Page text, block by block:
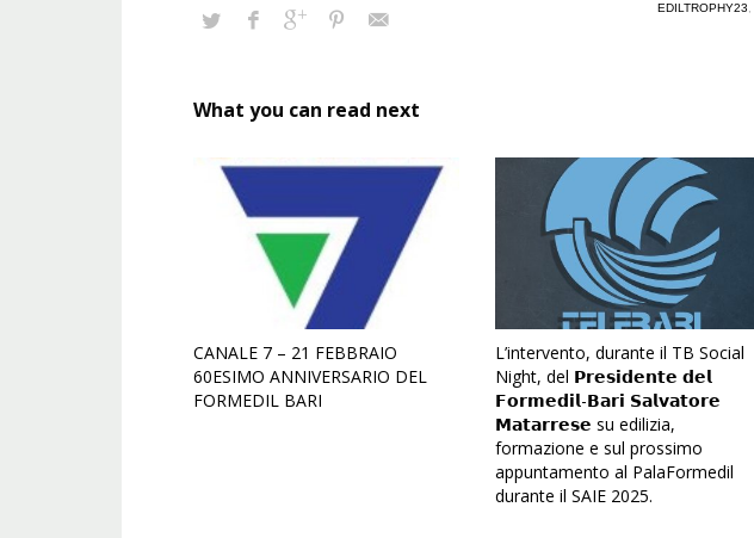
EDILTROPHY23
What you can read next
CANALE 7 – 21 FEBBRAIO
60ESIMO ANNIVERSARIO DEL
FORMEDIL BARI
L’intervento, durante il TB Social
Night, del 𝗣𝗿𝗲𝘀𝗶𝗱𝗲𝗻𝘁𝗲 𝗱𝗲𝗹
𝗙𝗼𝗿𝗺𝗲𝗱𝗶𝗹-𝗕𝗮𝗿𝗶 𝗦𝗮𝗹𝘃𝗮𝘁𝗼𝗿𝗲
𝗠𝗮𝘁𝗮𝗿𝗿𝗲𝘀𝗲 su edilizia,
formazione e sul prossimo
appuntamento al PalaFormedil
durante il SAIE 2025.